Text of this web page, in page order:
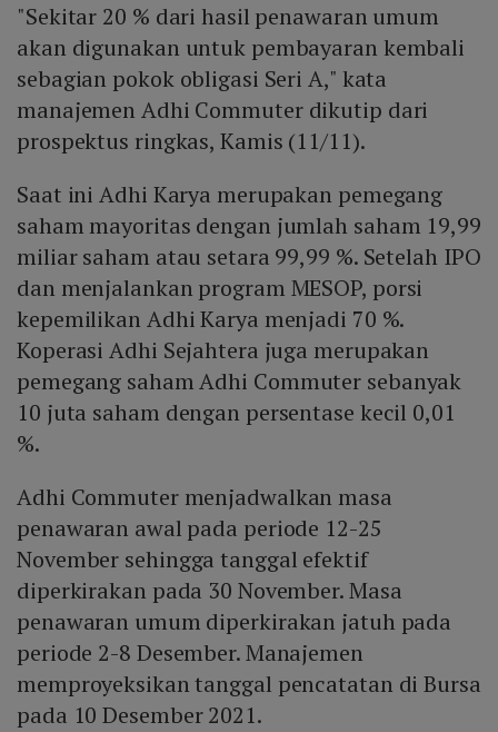
"Sekitar 20 % dari hasil penawaran umum
akan digunakan untuk pembayaran kembali
sebagian pokok obligasi Seri A," kata
manajemen Adhi Commuter dikutip dari
prospektus ringkas, Kamis (11/11).
Saat ini Adhi Karya merupakan pemegang
saham mayoritas dengan jumlah saham 19,99
miliar saham atau setara 99,99 %. Setelah IPO
dan menjalankan program MESOP, porsi
kepemilikan Adhi Karya menjadi 70 %.
Koperasi Adhi Sejahtera juga merupakan
pemegang saham Adhi Commuter sebanyak
10 juta saham dengan persentase kecil 0,01
%.
Adhi Commuter menjadwalkan masa
penawaran awal pada periode 12-25
November sehingga tanggal efektif
diperkirakan pada 30 November. Masa
penawaran umum diperkirakan jatuh pada
periode 2-8 Desember. Manajemen
memproyeksikan tanggal pencatatan di Bursa
pada 10 Desember 2021.